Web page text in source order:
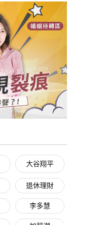
大谷翔平
退休理財
李多慧